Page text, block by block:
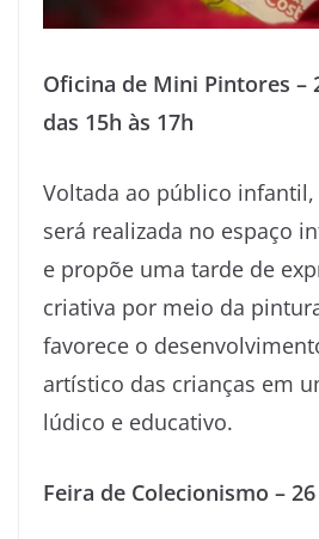
Oficina de Mini Pintores –
das 15h às 17h
Voltada ao público
será realizada no espaço
e propõe uma tarde de
criativa por meio da
favorece o
artístico das crianças em
lúdico e educativo.
Feira de Colecionismo –